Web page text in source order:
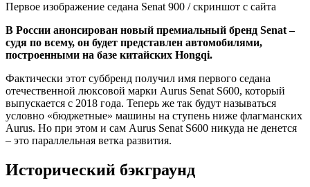
Первое изображение седана Senat 900 / скриншот с сайта
В России анонсирован новый премиальный бренд Senat –
cудя по всему, он будет представлен автомобилями,
построенными на базе китайских Hongqi.
Фактически этот суббренд получил имя первого седана
отечественной люксовой марки Aurus Senat S600, который
выпускается с 2018 года. Теперь же так будут называться
условно «бюджетные» машины на ступень ниже флагманских
Aurus. Но при этом и сам Aurus Senat S600 никуда не денется
– это параллельная ветка развития.
Исторический бэкграунд